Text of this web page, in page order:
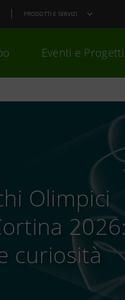
PRODOTTI E SERVIZI
Eventi e Progetti
Olimpici
2026:
curiosità